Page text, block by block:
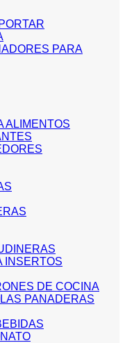
PARA
ALIMENTOS
INSERTOS
DE COCINA
PANADERAS